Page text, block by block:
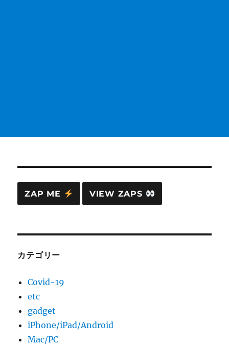
ZAP ME VIEW ZAPS
カテゴリー
Covid-19
etc
gadget
iPhone/iPad/Android
Mac/PC